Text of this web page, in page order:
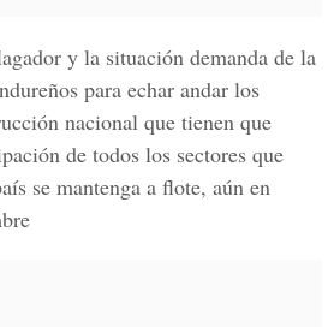
y la situación demanda de la
para echar andar los
nacional que tienen que
de todos los sectores que
se mantenga a flote, aún en